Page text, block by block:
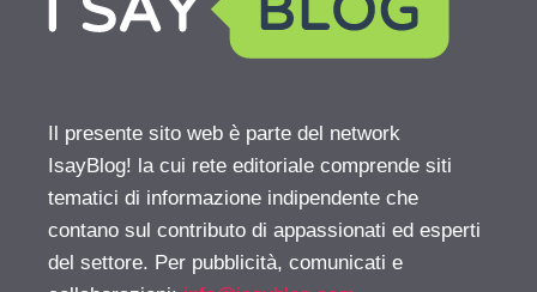
Il presente sito web è parte del network
IsayBlog! la cui rete editoriale comprende siti
tematici di informazione indipendente che
contano sul contributo di appassionati ed esperti
del settore. Per pubblicità, comunicati e